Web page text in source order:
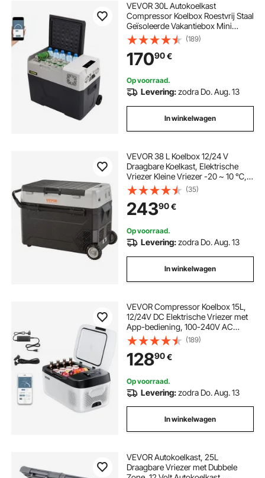
VEVOR 30L Autokoelkast
Compressor Koelbox Roestvrij Staal
Geïsoleerde Vakantiebox Mini
Koelbox voor in de Auto met
Stroomaansluiting
(189)
17090€
Op voorraad.
Levering:zodra Do. Aug. 13
In winkelwagen
VEVOR 38 L Koelbox 12/24 V
Draagbare Koelkast, Elektrische
Vriezer Kleine Vriezer -20 ~ 10 ℃,
Elektrische Compressor Koelbox
820 x 470 x 440 mm voor Auto,
Camping, Vrachtwagen, Boot etc.
(35)
24390€
Op voorraad.
Levering:zodra Do. Aug. 13
In winkelwagen
VEVOR Compressor Koelbox 15L,
12/24V DC Elektrische Vriezer met
App-bediening, 100-240V AC
Autokoelkast voor Kamperen,
Reizen, Vrachtwagens, Vissen,
60W Thermo-elektrische
Draagbare Koelbox
(189)
12890€
Op voorraad.
Levering:zodra Do. Aug. 13
In winkelwagen
VEVOR Autokoelkast, 25L
Draagbare Vriezer met Dubbele